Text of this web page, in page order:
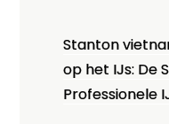
Stanton
op het IJs: De
Professionele